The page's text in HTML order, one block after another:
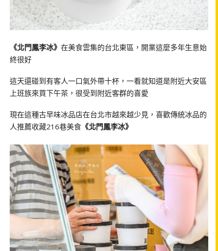
《北門鳳李冰》 在美食雲集的台北東區，開業這麼多年生意始
終很好
這天還碰到有客人一口氣外帶十杯，一看就知道是附近大安區
上班族來買下午茶，很受到附近客群的喜愛
現在這種古早味冰品店在台北市越來越少見，喜歡傳統冰品的
人推薦收藏216巷美食 《北門鳳李冰》